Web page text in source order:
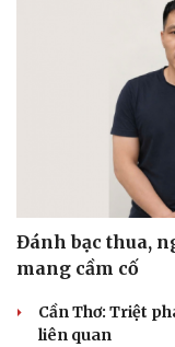
Đánh bạc thua,
mang cầm cố
Cần Thơ: Triệt
liên quan